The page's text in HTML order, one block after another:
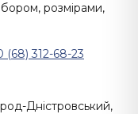
розмірами,
(68) 312-68-23
Дністровський,